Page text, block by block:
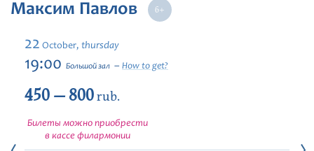
Festivals
Максим Павлов
22 October, thursday
19:00 Большой зал How to get?
450 — 800rub.
Билеты можно приобрести
в кассе филармонии